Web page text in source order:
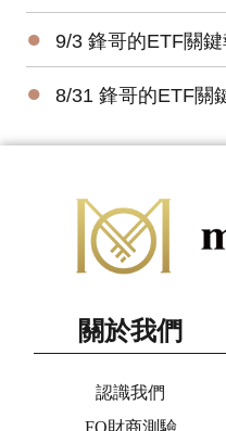
● 9/3 鋒哥的ETF關鍵報告：台股
● 8/31 鋒哥的ETF關鍵報告：台股
關於我們
認識我們